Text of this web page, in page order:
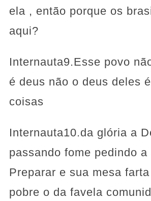
ela , então porque os
aqui?
Internauta9.Esse povo
é deus não o deus deles
coisas
Internauta10.da glória a
passando fome pedindo a
Preparar e sua mesa
pobre o da favela